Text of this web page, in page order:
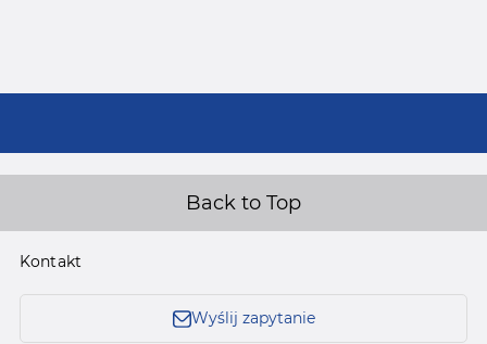
Back to Top
Kontakt
Wyślij zapytanie